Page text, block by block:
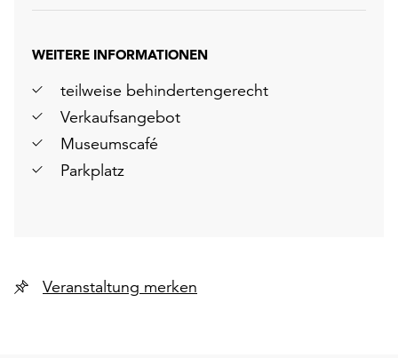
WEITERE INFORMATIONEN
teilweise behindertengerecht
Verkaufsangebot
Museumscafé
Parkplatz
Veranstaltung merken